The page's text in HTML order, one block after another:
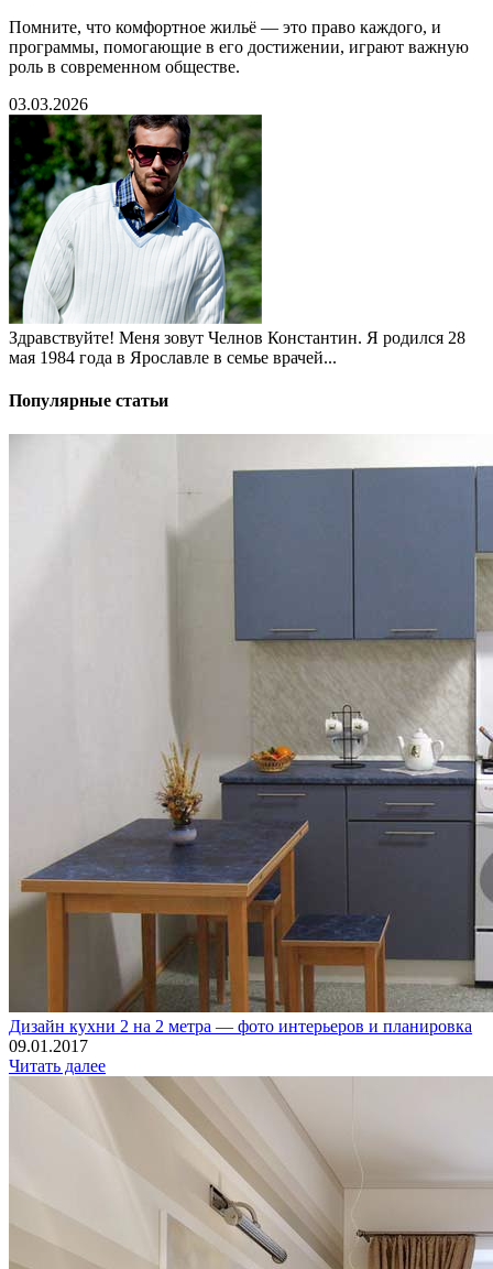
Помните, что комфортное жильё — это право каждого, и
программы, помогающие в его достижении, играют важную
роль в современном обществе.
03.03.2026
Здравствуйте! Меня зовут Челнов Константин. Я родился 28
мая 1984 года в Ярославле в семье врачей...
Популярные статьи
Дизайн кухни 2 на 2 метра — фото интерьеров и планировка
09.01.2017
Читать далее